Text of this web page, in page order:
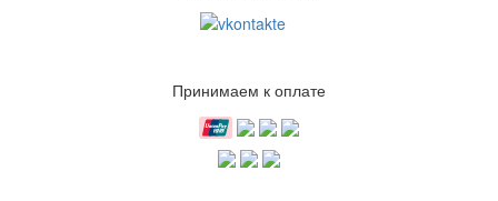
Принимаем к оплате